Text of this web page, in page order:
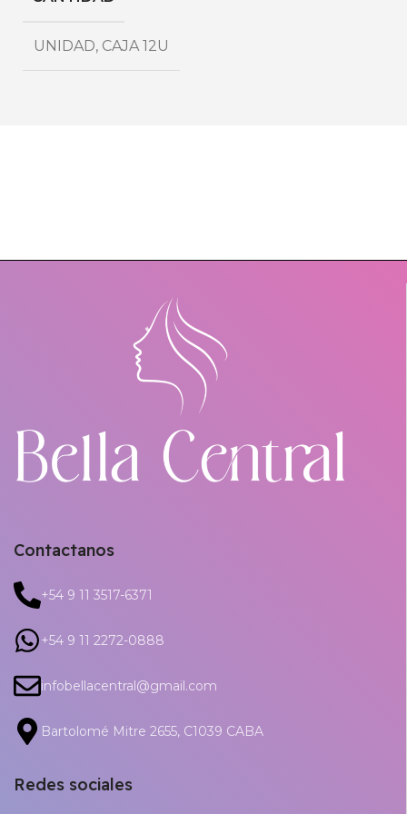
UNIDAD, CAJA 12U
Contactanos
+54 9 11 3517-6371
+54 9 11 2272-0888
infobellacentral@gmail.com
Bartolomé Mitre 2655, C1039 CABA
Redes sociales